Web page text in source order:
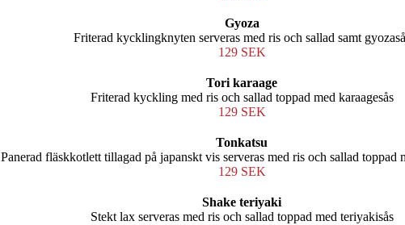
Gyoza
Friterad kycklingknyten serveras med ris och sallad samt
129 SEK
Tori karaage
Friterad kyckling med ris och sallad toppad med karaagesås
129 SEK
Tonkatsu
Panerad fläskkotlett tillagad på japanskt vis serveras med ris och sallad toppad
129 SEK
Shake teriyaki
Stekt lax serveras med ris och sallad toppad med teriyakisås